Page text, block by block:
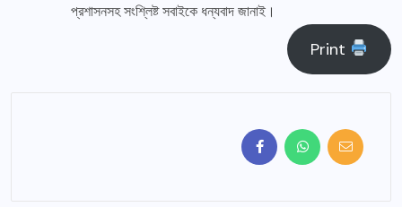
প্রশাসনসহ সংশ্লিষ্ট সবাইকে ধন্যবাদ জানাই।
Print